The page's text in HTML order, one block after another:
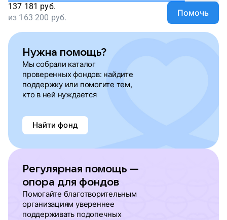
137 181 руб.
из 163 200 руб. Помочь
Нужна помощь?
Мы собрали каталог
проверенных фондов: найдите
поддержку или помогите тем,
кто в ней нуждается
Найти фонд
Регулярная помощь —
опора для фондов
Помогайте благотворительным
организациям увереннее
поддерживать подопечных